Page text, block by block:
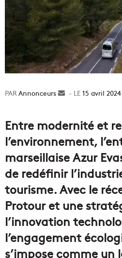
Annonceurs
Envoyer15 avril 2024
Entre modernité et
l’environnement,
marseillaise Azur
de redéfinir
tourisme. Avec le
Protour et une
l’innovation
l’engagement
s’impose comme un